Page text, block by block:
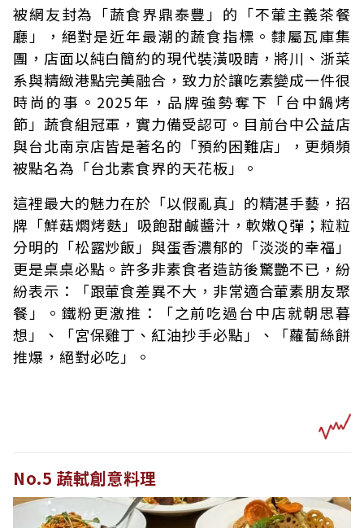
被網友封為「蔬食界鼎泰豐」的「不葷主義茶餐
廳」，絕對是近年最潮的蔬食指標。隸屬瓦庫集
團，店面以純白簡約的現代裝潢吸睛，將川、浙菜
系與精緻港點完美融合，致力於讓吃素變成一件很
時尚的事。2025年，品牌強勢奪下「台中鍋烤
節」蔬食組冠軍，實力備受認可。目前台中公益店
與台北南京店皆是著名的「預約困難店」，更頻頻
被點名為「台北素食界的天花板」。
這裡最大的魅力在於「以假亂真」的精湛手藝，招
牌「鮮菇燜烤麩」吸飽甜鹹醬汁，軟嫩Q彈；粒粒
分明的「松露炒飯」與蛋香濃郁的「淡淡的幸福」
更是桌桌必點。許多非素食者造訪後驚艷不已，紛
紛表示：「跟葷食差異不大，非常適合葷素朋友聚
餐」。鐵粉更激推：「之前吃過台中店就朝思暮
想」、「宮保雞丁、紅油抄手必點」、「蘿蔔絲餅
推爆，絕對必吃」。
No.5 蔬軾創意料理